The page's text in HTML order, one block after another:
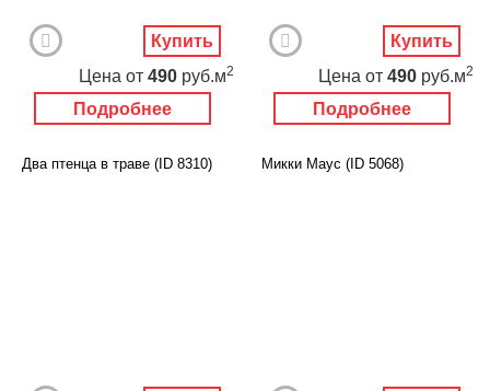
Подробнее
Цена от 490 руб.м2
Купить
Подробнее
Цена от 490 руб.м2
Купить
Два птенца в траве (ID 8310) Микки Маус (ID 5068)